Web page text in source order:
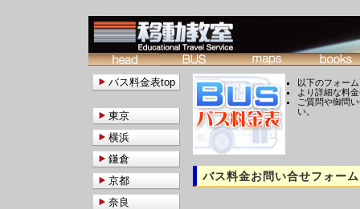
以下のフォー
より詳細な料
ご質問や御問
い。
バス料金お問い合せフォーム
バス料金表top
東京
横浜
鎌倉
京都
奈良